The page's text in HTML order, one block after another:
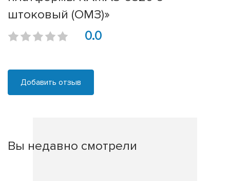
штоковый (ОМЗ)»
0.0
Добавить отзыв
Вы недавно смотрели